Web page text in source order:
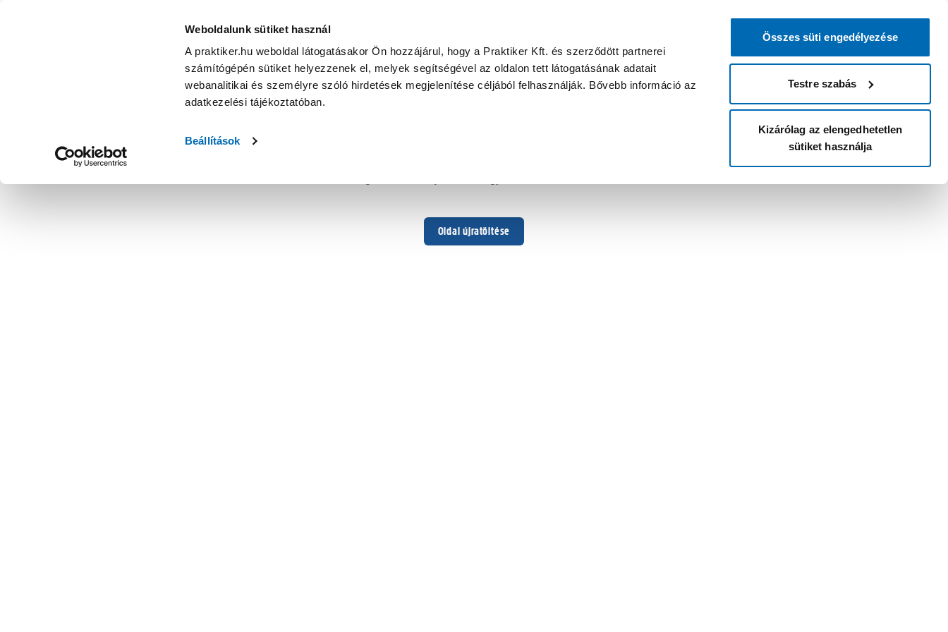
Weboldalunk sütiket használ
A praktiker.hu weboldal látogatásakor Ön hozzájárul, hogy a Praktiker Kft. és szerződött partnerei
számítógépén sütiket helyezzenek el, melyek segítségével az oldalon tett látogatásának adatait
webanalitikai és személyre szóló hirdetések megjelenítése céljából felhasználják. Bővebb információ az
adatkezelési tájékoztatóban.
Beállítások
Összes süti engedélyezése
Testre szabás
Kizárólag az elengedhetetlen
sütiket használja
Oldal újratöltése